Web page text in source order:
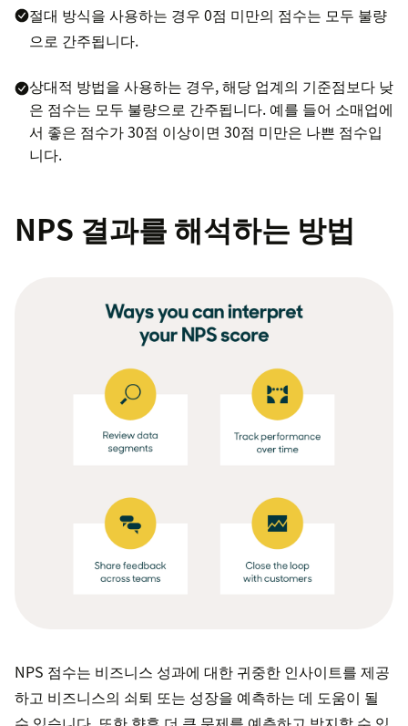
절대 방식을 사용하는 경우 0점 미만의 점수는 모두 불량
으로 간주됩니다.
상대적 방법을 사용하는 경우, 해당 업계의 기준점보다 낮
은 점수는 모두 불량으로 간주됩니다. 예를 들어 소매업에
서 좋은 점수가 30점 이상이면 30점 미만은 나쁜 점수입
니다.
NPS 결과를 해석하는 방법
NPS 점수는 비즈니스 성과에 대한 귀중한 인사이트를 제공
하고 비즈니스의 쇠퇴 또는 성장을 예측하는 데 도움이 될